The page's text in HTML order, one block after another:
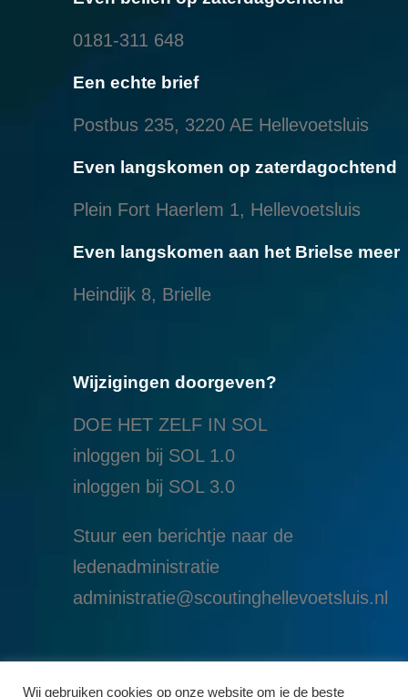
0181-311 648
Een echte brief
Postbus 235, 3220 AE Hellevoetsluis
Even langskomen op zaterdagochtend
Plein Fort Haerlem 1, Hellevoetsluis
Even langskomen aan het Brielse meer
Heindijk 8, Brielle
Wijzigingen doorgeven?
DOE HET ZELF IN SOL
inloggen bij SOL 1.0
inloggen bij SOL 3.0
Stuur een berichtje naar de
ledenadministratie
administratie@scoutinghellevoetsluis.nl
Wij gebruiken cookies op onze website om je de beste